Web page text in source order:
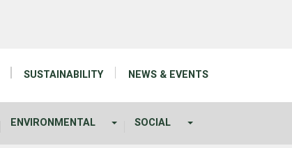
SUSTAINABILITY NEWS & EVENTS
ENVIRONMENTAL SOCIAL